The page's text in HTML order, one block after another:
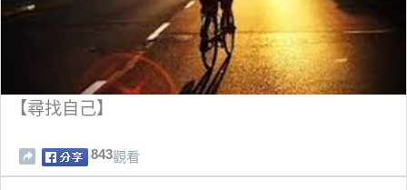
【尋找自己】
843觀看